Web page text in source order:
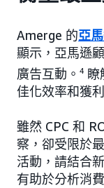
Amerge 的亞
顯示，亞馬遜
廣告互動。 4 瞭
佳化效率和獲
雖然 CPC 和
察，卻受限於
活動，請結合
有助於分析消